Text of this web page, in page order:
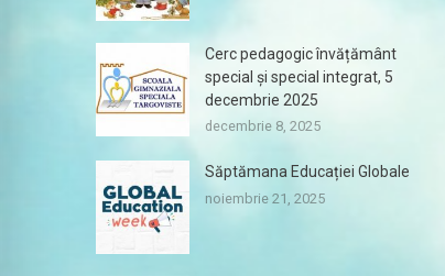
Cerc pedagogic învățământ
special și special integrat, 5
decembrie 2025
decembrie 8, 2025
Săptămana Educației Globale
noiembrie 21, 2025